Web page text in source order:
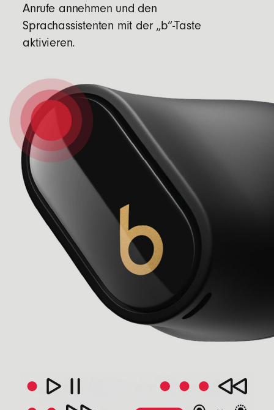
Anrufe annehmen und den
Sprachassistenten mit der „b“-Taste
aktivieren.